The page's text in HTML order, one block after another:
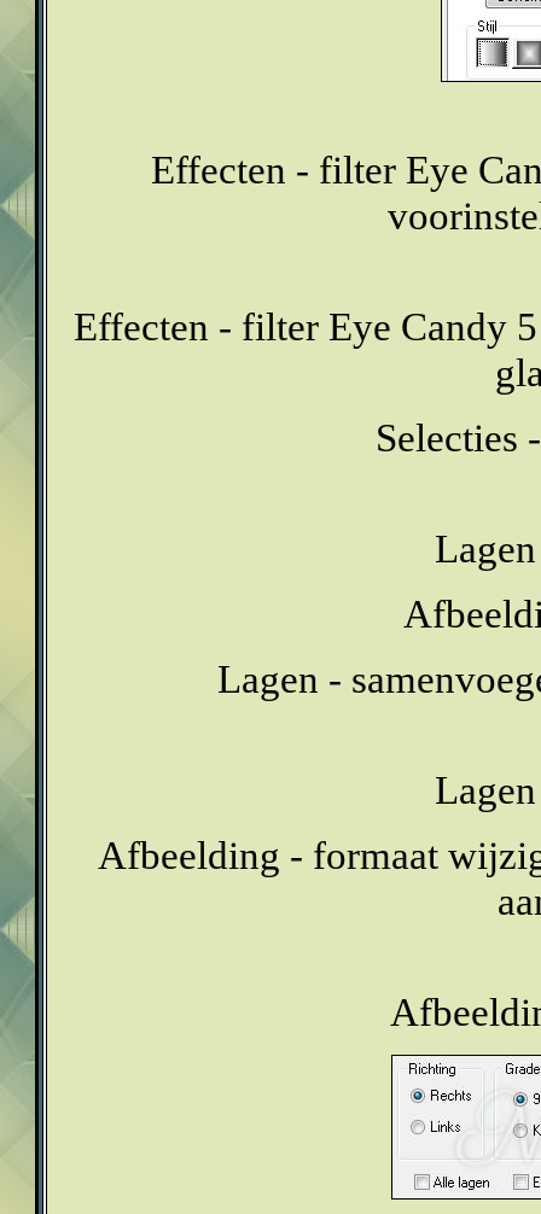
Effecten - filter Eye
Effecten - filter Eye Candy
Selecties
Lagen -
Afbeelding - formaat